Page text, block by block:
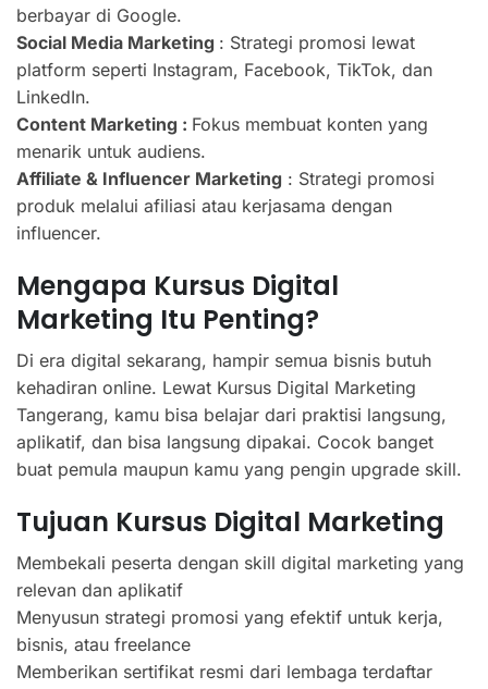
berbayar di Google.
Social Media Marketing : Strategi promosi lewat
platform seperti Instagram, Facebook, TikTok, dan
LinkedIn.
Content Marketing : Fokus membuat konten yang
menarik untuk audiens.
Affiliate & Influencer Marketing : Strategi promosi
produk melalui afiliasi atau kerjasama dengan
influencer.
Mengapa Kursus Digital
Marketing Itu Penting?
Di era digital sekarang, hampir semua bisnis butuh
kehadiran online. Lewat Kursus Digital Marketing
Tangerang, kamu bisa belajar dari praktisi langsung,
aplikatif, dan bisa langsung dipakai. Cocok banget
buat pemula maupun kamu yang pengin upgrade skill.
Tujuan Kursus Digital Marketing
Membekali peserta dengan skill digital marketing yang
relevan dan aplikatif
Menyusun strategi promosi yang efektif untuk kerja,
bisnis, atau freelance
Memberikan sertifikat resmi dari lembaga terdaftar